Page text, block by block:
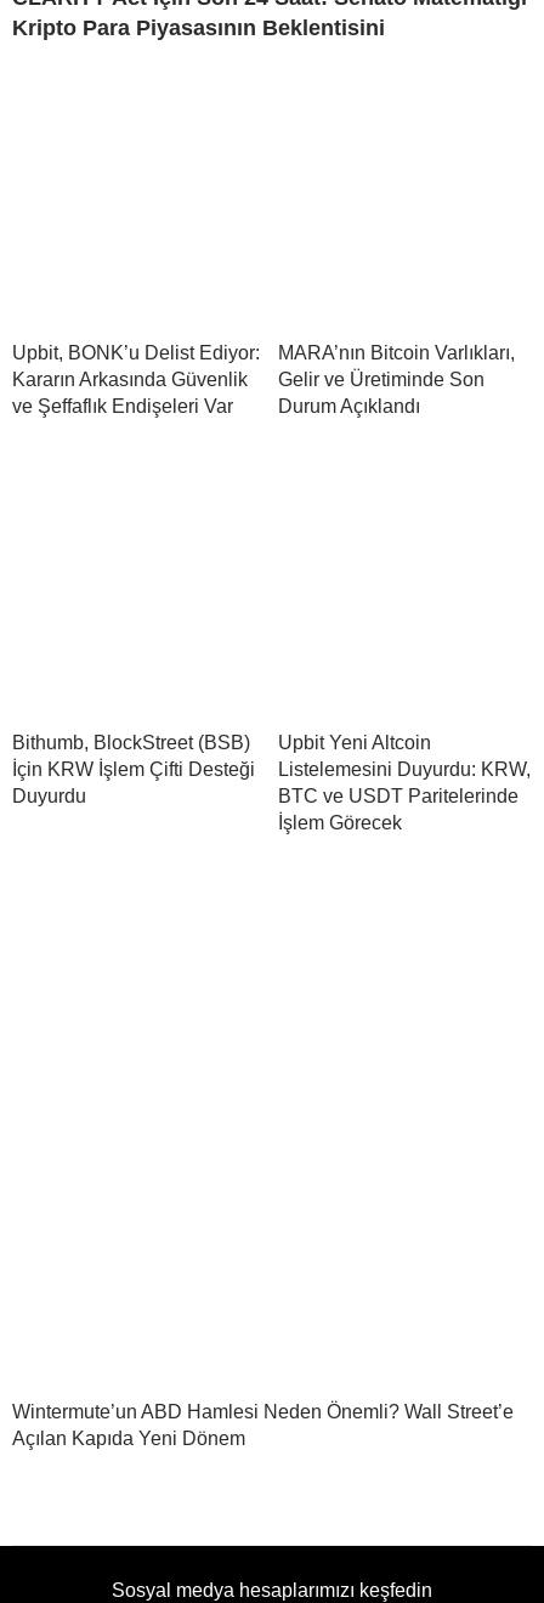
Kripto Para Piyasasının Beklentisini
Upbit, BONK’u Delist Ediyor:
Kararın Arkasında Güvenlik
ve Şeffaflık Endişeleri Var
MARA’nın Bitcoin Varlıkları,
Gelir ve Üretiminde Son
Durum Açıklandı
Bithumb, BlockStreet (BSB)
İçin KRW İşlem Çifti Desteği
Duyurdu
Upbit Yeni Altcoin
Listelemesini Duyurdu: KRW,
BTC ve USDT Paritelerinde
İşlem Görecek
Wintermute’un ABD Hamlesi Neden Önemli? Wall Street’e
Açılan Kapıda Yeni Dönem
Sosyal medya hesaplarımızı keşfedin